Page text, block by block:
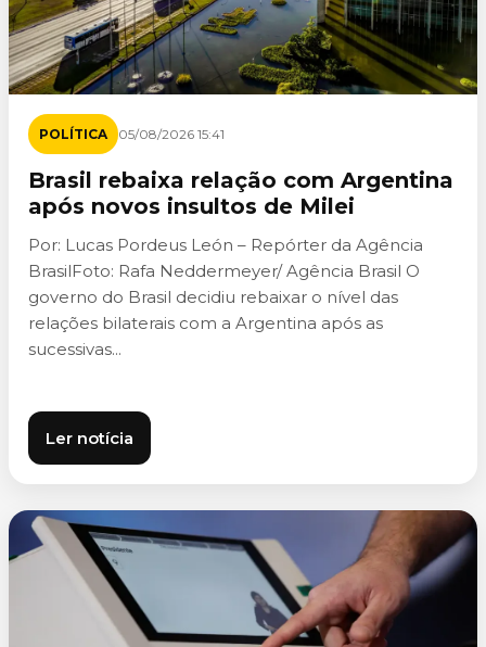
POLÍTICA 05/08/2026 15:41
Brasil rebaixa relação com Argentina
após novos insultos de Milei
Por: Lucas Pordeus León – Repórter da Agência
BrasilFoto: Rafa Neddermeyer/ Agência Brasil O
governo do Brasil decidiu rebaixar o nível das
relações bilaterais com a Argentina após as
sucessivas...
Ler notícia